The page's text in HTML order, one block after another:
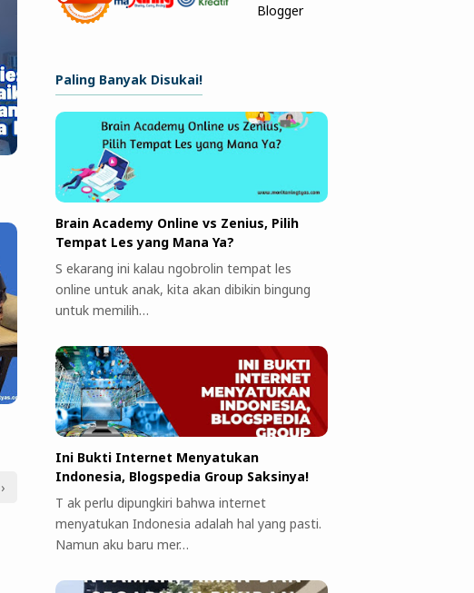
›
Paling Banyak Disukai!
Brain Academy Online vs Zenius, Pilih
Tempat Les yang Mana Ya?
S ekarang ini kalau ngobrolin tempat les
online untuk anak, kita akan dibikin bingung
untuk memilih…
Ini Bukti Internet Menyatukan
Indonesia, Blogspedia Group Saksinya!
T ak perlu dipungkiri bahwa internet
menyatukan Indonesia adalah hal yang pasti.
Namun aku baru mer…